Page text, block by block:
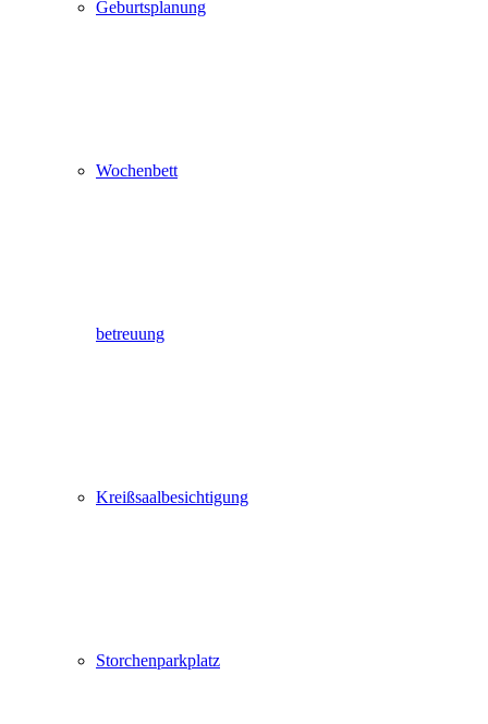
Geburtsplanung
Wochenbett
betreuung
Kreißsaalbesichtigung
Storchenparkplatz